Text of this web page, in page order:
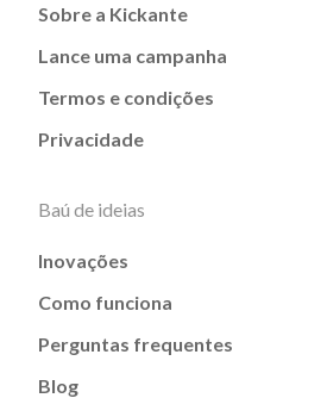
Sobre a Kickante
Lance uma campanha
Termos e condições
Privacidade
Baú de ideias
Inovações
Como funciona
Perguntas frequentes
Blog